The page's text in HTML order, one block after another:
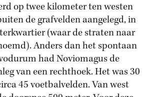
op twee kilometer ten westen
de grafvelden aangelegd, in
(waar de straten naar
Anders dan het spontaan
had Noviomagus de
van een rechthoek. Het was 30
45 voetbalvelden. Van west